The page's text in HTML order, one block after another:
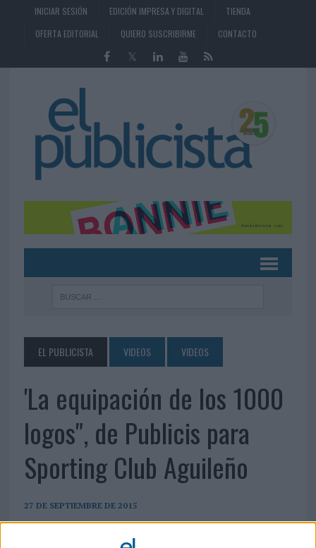
INICIAR SESIÓN EDICIÓN IMPRESA Y DIGITAL
TIENDA
OFERTA EDITORIAL
QUIERO SUSCRIBIRME CONTACTO
EL PUBLICISTA VIDEOS VIDEOS
'La equipación de los 1000
logos", de Publicis para
Sporting Club Aguileño
27 DE SEPTIEMBRE DE 2015